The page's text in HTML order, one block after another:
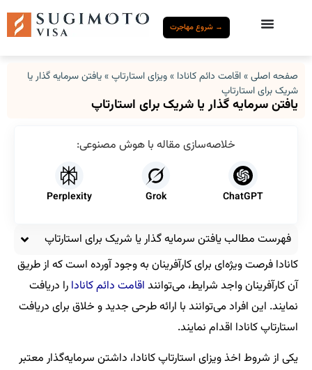
→ شروع مهاجرت
صفحه اصلی»اقامت دائم کانادا »ویزای استارتاپ»یافتن سرمایه گذار یا
شریک برای استارتاپ
یافتن سرمایه گذار یا شریک برای استارتاپ
خلاصه‌سازی مقاله با هوش مصنوعی:
ChatGPT
Grok
Perplexity
فهرست مطالب یافتن سرمایه گذار یا شریک برای استارتاپ
کانادا فرصت ویژه‌ای برای کارآفرینان به وجود آورده است که از طریق
آن کارآفرینان واجد شرایط، می‌توانند اقامت دائم کانادا را دریافت
نمایند. این افراد می‌توانند با ارائه طرحی جدید و خلاق برای دریافت
استارتاپ کانادا اقدام نمایند.
یکی از شروط اخذ ویزای استارتاپ کانادا، داشتن سرمایه‌گذار معتبر